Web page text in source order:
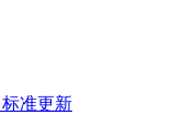
标准更新